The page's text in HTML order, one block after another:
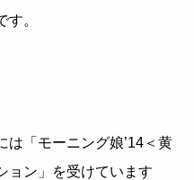
。
は「モーニング娘’14＜黄
ョン」を受けています